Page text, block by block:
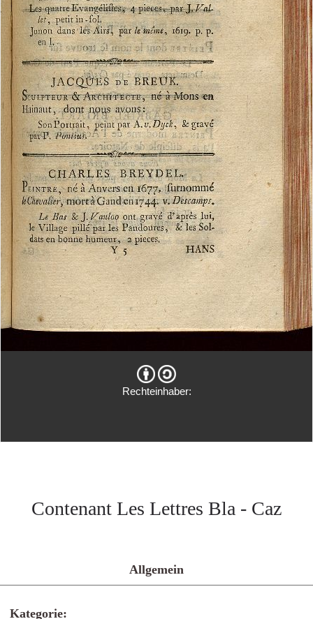
Rechteinhaber:
Contenant Les Lettres Bla - Caz
Allgemein
Kategorie: